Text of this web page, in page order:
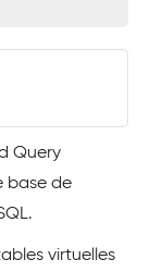
Query
base de
virtuelles